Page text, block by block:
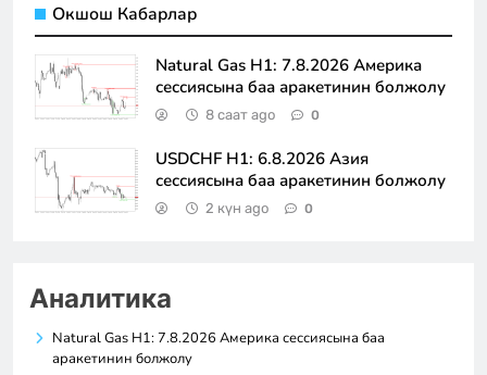
Окшош Кабарлар
Natural Gas H1: 7.8.2026 Америка
сессиясына баа аракетинин болжолу
8 саат ago 0
USDCHF H1: 6.8.2026 Азия
сессиясына баа аракетинин болжолу
2 күн ago 0
Аналитика
Natural Gas H1: 7.8.2026 Америка сессиясына баа
аракетинин болжолу